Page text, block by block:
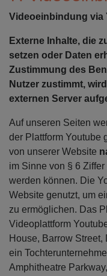
Videoeinbindung via
Externe Inhalte, die
setzen oder Daten
Zustimmung des
Nutzer zustimmt,
externen Server
Auf unseren Seiten
der Plattform Youtube
von unserer Website
im Sinne von § 6
werden können. Die
Website genutzt, um
zu ermöglichen. Das
Videoplattform
House, Barrow
ein
Amphitheatre